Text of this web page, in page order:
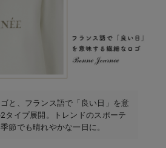
と、フランス語で「良い日」を意
タイプ展開。トレンドのスポーテ
節でも晴れやかな一日に。